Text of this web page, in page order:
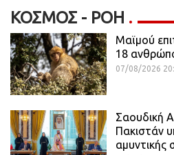
ΚΌΣΜΟΣ - ΡΟΗ
Μαϊμού
18
07/08/2026
Σαουδική
Πακιστάν
αμυντικής